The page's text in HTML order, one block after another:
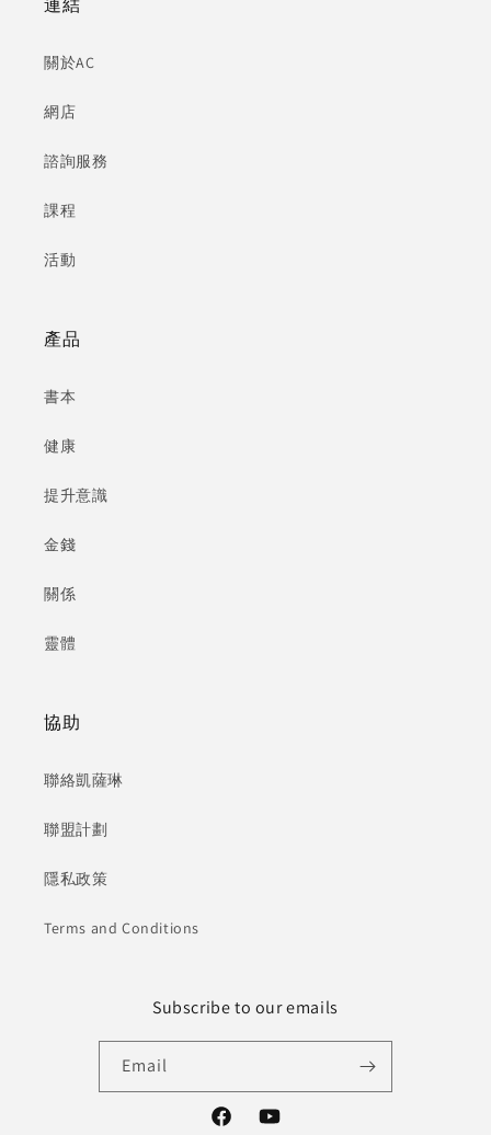
連結
關於AC
網店
諮詢服務
課程
活動
產品
書本
健康
提升意識
金錢
關係
靈體
協助
聯絡凱薩琳
聯盟計劃
隱私政策
Terms and Conditions
Subscribe to our emails
Email
FacebookYouTube